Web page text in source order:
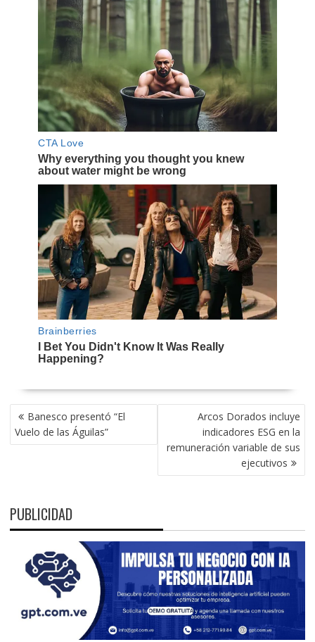
NAVEGACIÓN
DE
ENTRADAS
Banesco presentó “El
Vuelo de las Águilas”
Arcos Dorados incluye
indicadores ESG en la
remuneración variable de sus
ejecutivos
PUBLICIDAD